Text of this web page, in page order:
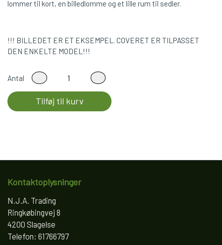
lommer til kort, en billedlomme og et lille rum til sedler.
!!! BILLEDET ER ET EKSEMPEL. COVERET ER TILPASSET
DEN ENKELTE MODEL!!!
Antal
Tilføj til kurv
Kontaktoplysninger
N.J.A. Trading
Ringkøbingvej 8
4200 Slagelse
Telefon: 61766797